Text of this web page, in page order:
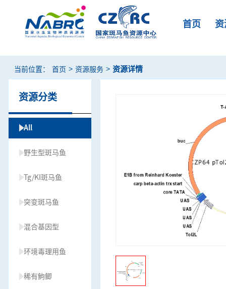
首页
当前位置： 首页 > 资源服务 > 资源详情
资源分类
All
野生型斑马鱼
Tg/KI斑马鱼
突变斑马鱼
混合基因型
环境毒理用鱼
稀有鮈鲫